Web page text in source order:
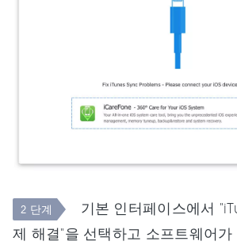
2 단계
기본 인터페이스에서
제 해결"을 선택하고 소프트웨어